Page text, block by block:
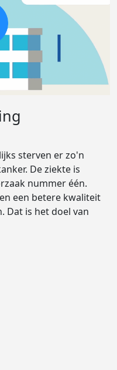
sterven er zo'n
De ziekte is
nummer één.
een betere kwaliteit
Dat is het doel van